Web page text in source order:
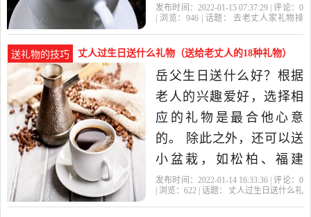
年龄，每天喝一杯芬芳的
俗话说，一杯好茶，送一
位老太婆一个高档的紫砂
杯，用来喝茶不仅有味
道，而且有很多脸蛋。 2、
家用...去老丈
发布时间：2022-01-15 07:37:29 | 评论： 0
| 浏览： 946 | 话题：
去老丈人家礼物排
送礼物的技巧 丈人过生日送什么礼物（送给老丈人的18种礼物）
岳父生日送什么好？根据
老人的兴趣爱好，选择相
应的礼物是最合他心意
的。 除此之外，还可以送
小盆栽，如松柏、福建
茶；或者送一些长寿耐开
发布时间：2022-01-14 16:33:36 | 评论： 0
| 浏览： 622 | 话题：
丈人过生日送什么礼